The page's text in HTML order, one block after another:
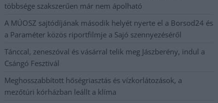
többsége szakszerűen már nem ápolható
A MÚOSZ sajtódíjának második helyét nyerte el a Borsod24 és
a Paraméter közös riportfilmje a Sajó szennyezéséről
Tánccal, zeneszóval és vásárral telik meg Jászberény, indul a
Csángó Fesztivál
Meghosszabbított hőségriasztás és vízkorlátozások, a
mezőtúri kórházban leállt a klíma